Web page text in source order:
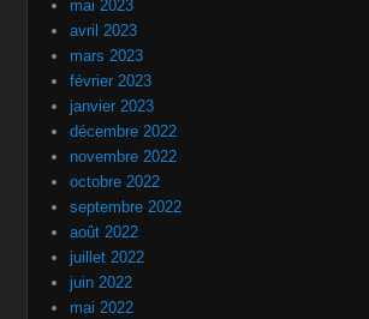
mai 2023
avril 2023
mars 2023
février 2023
janvier 2023
décembre 2022
novembre 2022
octobre 2022
septembre 2022
août 2022
juillet 2022
juin 2022
mai 2022